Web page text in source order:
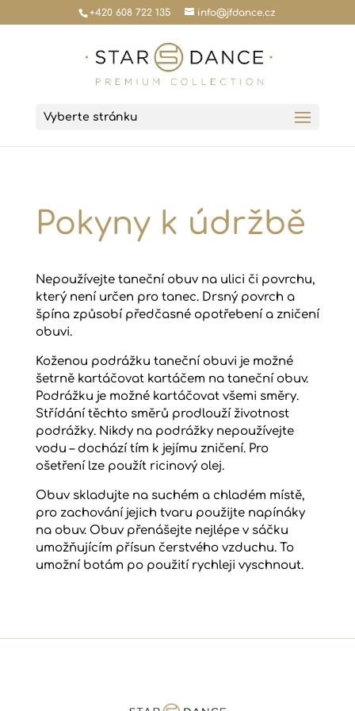
+420 608 722 135 info@jfdance.cz
Vyberte stránku
Pokyny k údržbě
Nepoužívejte taneční obuv na ulici či povrchu,
který není určen pro tanec. Drsný povrch a
špína způsobí předčasné opotřebení a zničení
obuvi.
Koženou podrážku taneční obuvi je možné
šetrně kartáčovat kartáčem na taneční obuv.
Podrážku je možné kartáčovat všemi směry.
Střídání těchto směrů prodlouží životnost
podrážky. Nikdy na podrážky nepoužívejte
vodu – dochází tím k jejímu zničení. Pro
ošetření lze použít ricinový olej.
Obuv skladujte na suchém a chladém místě,
pro zachování jejich tvaru použijte napínáky
na obuv. Obuv přenášejte nejlépe v sáčku
umožňujícím přísun čerstvého vzduchu. To
umožní botám po použití rychleji vyschnout.